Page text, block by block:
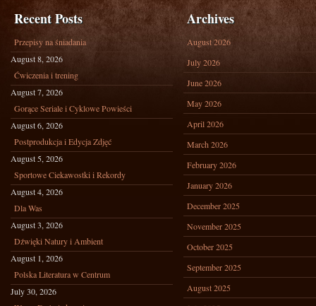
Recent Posts
Przepisy na śniadania
August 8, 2026
Ćwiczenia i trening
August 7, 2026
Gorące Seriale i Cyklowe Powieści
August 6, 2026
Postprodukcja i Edycja Zdjęć
August 5, 2026
Sportowe Ciekawostki i Rekordy
August 4, 2026
Dla Was
August 3, 2026
Dźwięki Natury i Ambient
August 1, 2026
Polska Literatura w Centrum
July 30, 2026
Archives
August 2026
July 2026
June 2026
May 2026
April 2026
March 2026
February 2026
January 2026
December 2025
November 2025
October 2025
September 2025
August 2025